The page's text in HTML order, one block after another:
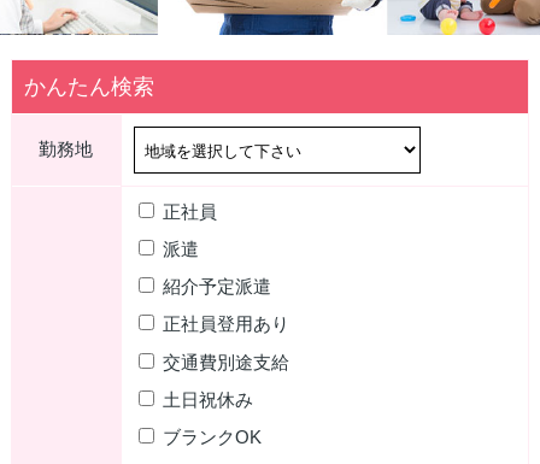
かんたん検索
勤務地
正社員
派遣
紹介予定派遣
正社員登用あり
交通費別途支給
土日祝休み
ブランクOK